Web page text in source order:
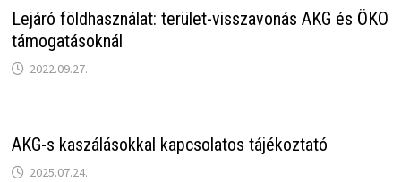
Lejáró földhasználat: terület-visszavonás AKG és ÖKO
támogatásoknál
2022.09.27.
AKG-s kaszálásokkal kapcsolatos tájékoztató
2025.07.24.